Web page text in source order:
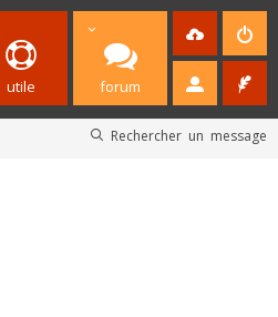
utile forum
Rechercher un message